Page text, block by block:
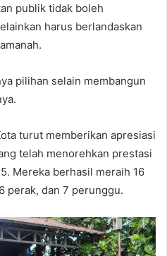
publik tidak boleh
harus berlandaskan
pilihan selain membangun
turut memberikan apresiasi
telah menorehkan prestasi
Mereka berhasil meraih 16
perak, dan 7 perunggu.